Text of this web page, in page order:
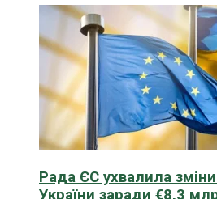
Рада ЄС ухвалила
України заради €8,3